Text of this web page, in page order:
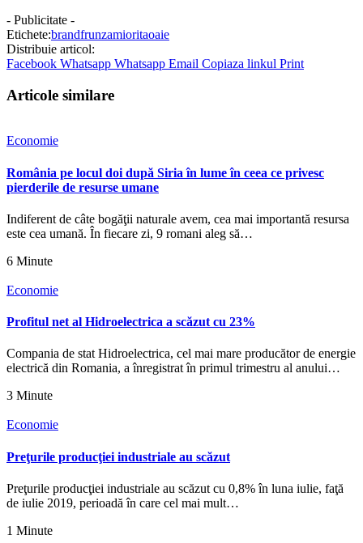
- Publicitate -
Etichete:brandfrunzamioritaoaie
Distribuie articol:
Facebook Whatsapp Whatsapp Email Copiaza linkul Print
Articole similare
Economie
România pe locul doi după Siria în lume în ceea ce privesc
pierderile de resurse umane
Indiferent de câte bogăţii naturale avem, cea mai importantă resursa
este cea umană. În fiecare zi, 9 romani aleg să…
6 Minute
Economie
Profitul net al Hidroelectrica a scăzut cu 23%
Compania de stat Hidroelectrica, cel mai mare producător de energie
electrică din Romania, a înregistrat în primul trimestru al anului…
3 Minute
Economie
Preţurile producţiei industriale au scăzut
Preţurile producţiei industriale au scăzut cu 0,8% în luna iulie, faţă
de iulie 2019, perioadă în care cel mai mult…
1 Minute